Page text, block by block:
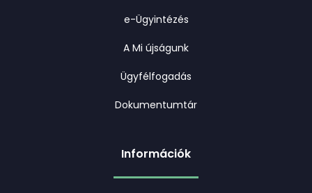
e-Ügyintézés
A Mi újságunk
Ügyfélfogadás
Dokumentumtár
Információk